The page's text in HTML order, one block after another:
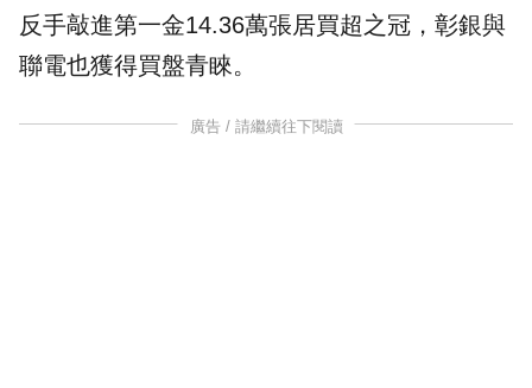
反手敲進第一金14.36萬張居買超之冠，彰銀與
聯電也獲得買盤青睞。
廣告 / 請繼續往下閱讀